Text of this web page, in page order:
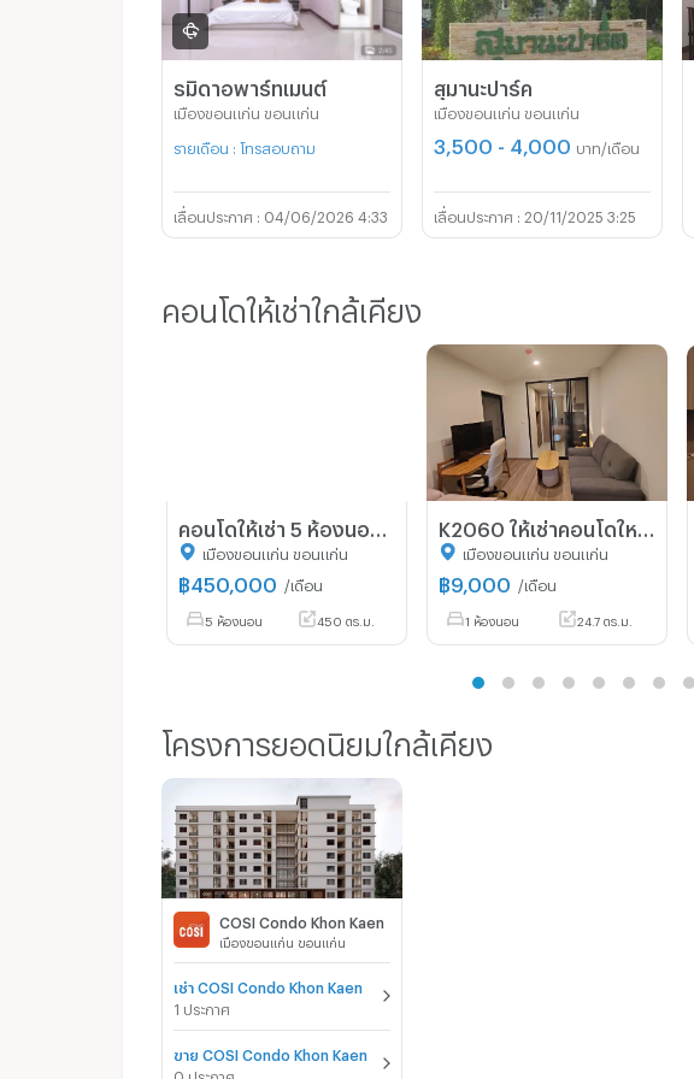
รมิดาอพาร์ทเมนต์
เมืองขอนแก่น ขอนแก่น
รายเดือน : โทรสอบถาม
04/06/2026 4:33
สุมานะปาร์ค
เมืองขอนแก่น ขอนแก่น
3,500 - 4,000 บาท/เดือน
20/11/2025 3:25
คอนโดให้เช่าใกล้เคียง
เมืองขอนแก่น ขอนแก่น
฿ 450,000 /เดือน
5 ห้องนอน 450 ตร.ม.
เมืองขอนแก่น ขอนแก่น
฿9,000 /เดือน
1 ห้องนอน 24.7 ตร.ม.
โครงการยอดนิยมใกล้เคียง
COSI Condo Khon Kaen
เมืองขอนแก่น ขอนแก่น
เช่า COSI Condo Khon Kaen
1 ประกาศ
ขาย COSI Condo Khon Kaen
0 ประกาศ